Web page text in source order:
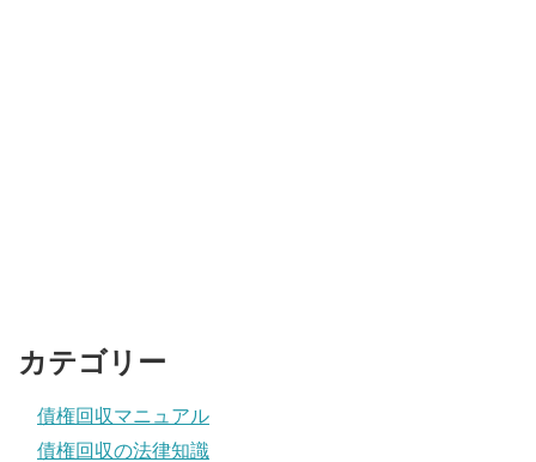
カテゴリー
債権回収マニュアル
債権回収の法律知識